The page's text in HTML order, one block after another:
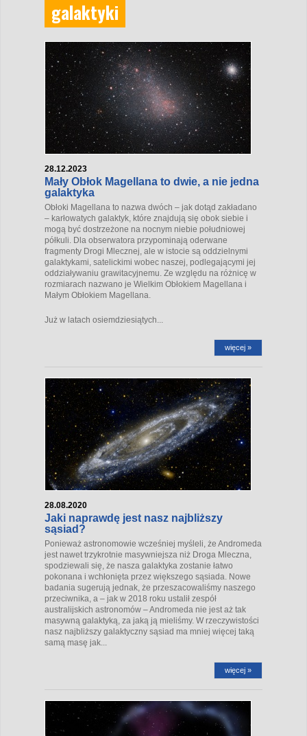
galaktyki
28.12.2023
Mały Obłok Magellana to dwie, a nie jedna
galaktyka
Obłoki Magellana to nazwa dwóch – jak dotąd zakładano
– karłowatych galaktyk, które znajdują się obok siebie i
mogą być dostrzeżone na nocnym niebie południowej
półkuli. Dla obserwatora przypominają oderwane
fragmenty Drogi Mlecznej, ale w istocie są oddzielnymi
galaktykami, satelickimi wobec naszej, podlegającymi jej
oddziaływaniu grawitacyjnemu. Ze względu na różnicę w
rozmiarach nazwano je Wielkim Obłokiem Magellana i
Małym Obłokiem Magellana.
Już w latach osiemdziesiątych...
więcej »
28.08.2020
Jaki naprawdę jest nasz najbliższy
sąsiad?
Ponieważ astronomowie wcześniej myśleli, że Andromeda
jest nawet trzykrotnie masywniejsza niż Droga Mleczna,
spodziewali się, że nasza galaktyka zostanie łatwo
pokonana i wchłonięta przez większego sąsiada. Nowe
badania sugerują jednak, że przeszacowaliśmy naszego
przeciwnika, a – jak w 2018 roku ustalił zespół
australijskich astronomów – Andromeda nie jest aż tak
masywną galaktyką, za jaką ją mieliśmy. W rzeczywistości
nasz najbliższy galaktyczny sąsiad ma mniej więcej taką
samą masę jak...
więcej »